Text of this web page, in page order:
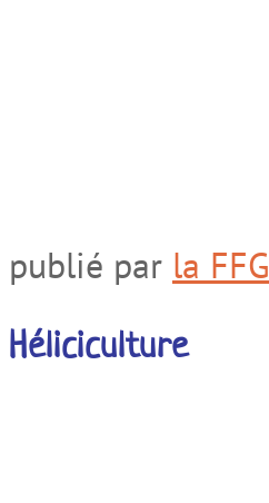
publié par la FFG
Héliciculture